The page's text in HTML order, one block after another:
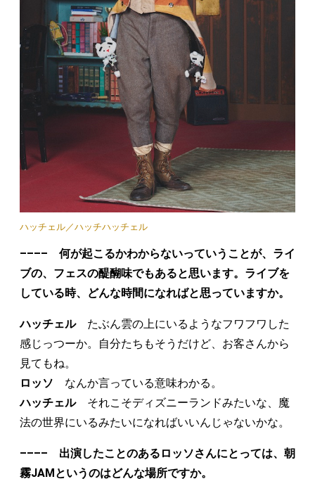
ハッチェル／ハッチハッチェル
–––– 何が起こるかわからないっていうことが、ライ
ブの、フェスの醍醐味でもあると思います。ライブを
している時、どんな時間になればと思っていますか。
ハッチェルたぶん雲の上にいるようなフワフワした
感じっつーか。自分たちもそうだけど、お客さんから
見てもね。
ロッソ なんか言っている意味わかる。
ハッチェルそれこそディズニーランドみたいな、魔
法の世界にいるみたいになればいいんじゃないかな。
–––– 出演したことのあるロッソさんにとっては、朝
霧JAMというのはどんな場所ですか。